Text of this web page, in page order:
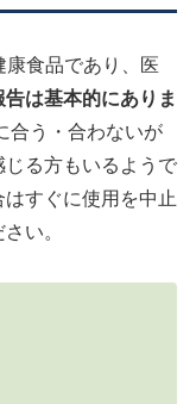
康食品であり、医
は基本的にありま
合う・合わないが
る方もいるようで
すぐに使用を中止
い。